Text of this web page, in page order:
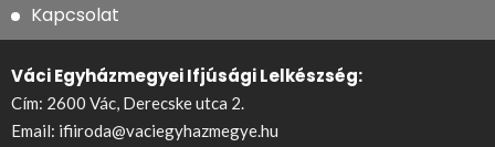
Kapcsolat
Váci Egyházmegyei Ifjúsági Lelkészség:
Cím: 2600 Vác, Derecske utca 2.
Email: ifiiroda@vaciegyhazmegye.hu